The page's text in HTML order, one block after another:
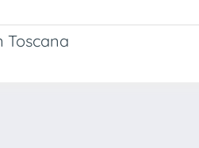
Toscana